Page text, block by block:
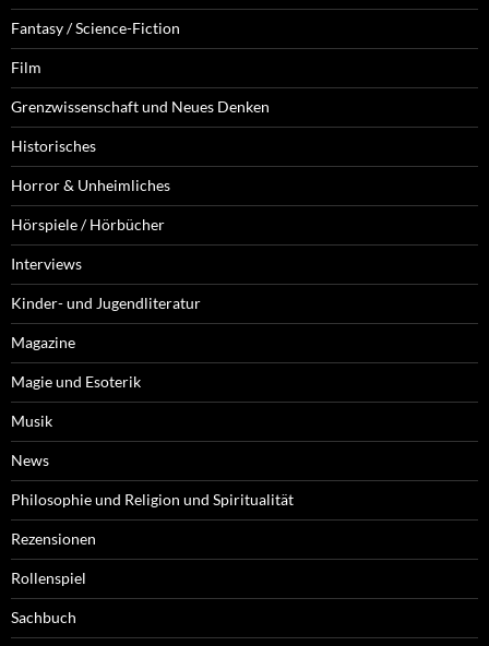
Fantasy / Science-Fiction
Film
Grenzwissenschaft und Neues Denken
Historisches
Horror & Unheimliches
Hörspiele / Hörbücher
Interviews
Kinder- und Jugendliteratur
Magazine
Magie und Esoterik
Musik
News
Philosophie und Religion und Spiritualität
Rezensionen
Rollenspiel
Sachbuch